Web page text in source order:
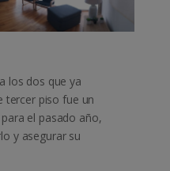
los dos que ya
tercer piso fue un
el pasado año,
y asegurar su